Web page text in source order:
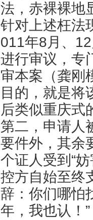
法，赤裸裸地
针对上述枉法
011年8月、
进行审议，专
审本案（龚刚
目的，就是将
后类似重庆式
第二，申请人
要件外，其余
个证人受到“
控方自始至终
辞：你们哪怕
年，我也认！”